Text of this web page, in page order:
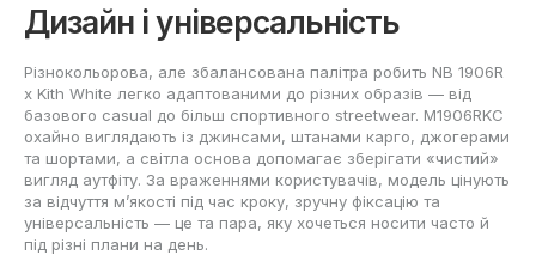
Дизайн і універсальність
Різнокольорова, але збалансована палітра робить NB 1906R
x Kith White легко адаптованими до різних образів — від
базового casual до більш спортивного streetwear. M1906RKC
охайно виглядають із джинсами, штанами карго, джогерами
та шортами, а світла основа допомагає зберігати «чистий»
вигляд аутфіту. За враженнями користувачів, модель цінують
за відчуття м’якості під час кроку, зручну фіксацію та
універсальність — це та пара, яку хочеться носити часто й
під різні плани на день.